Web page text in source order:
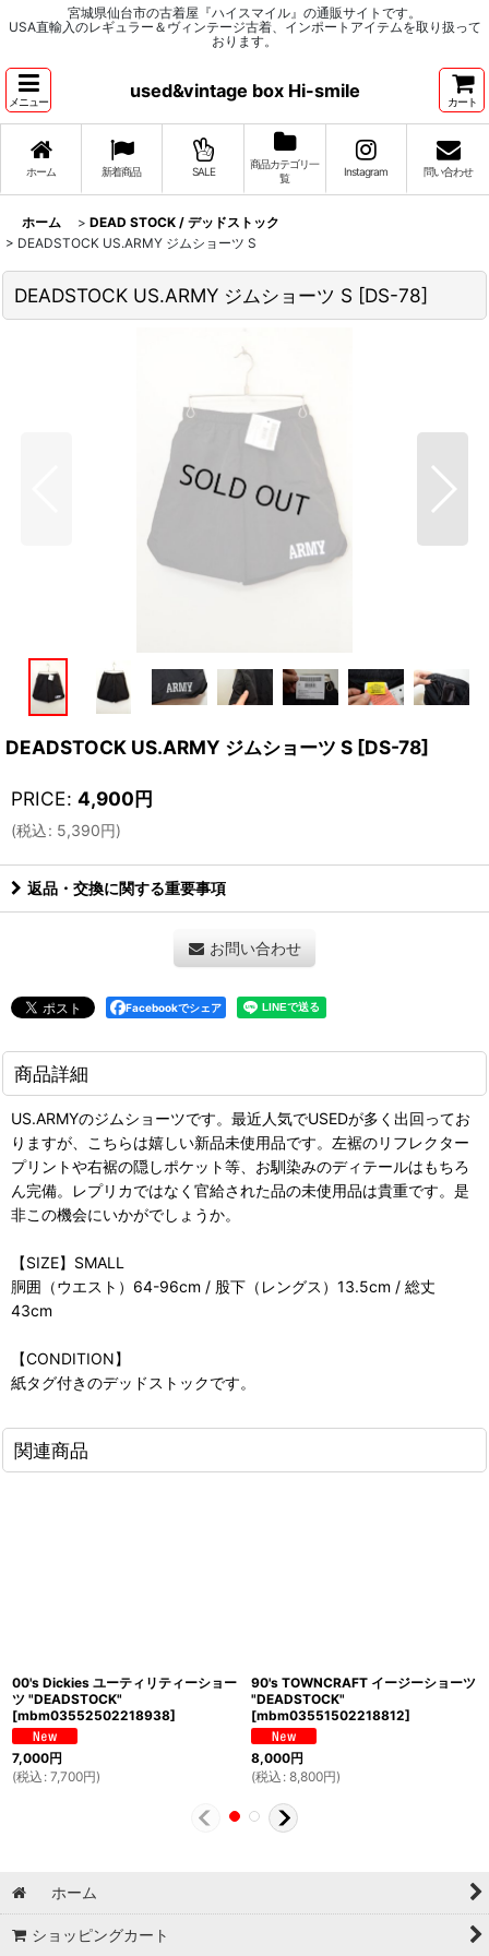
宮城県仙台市の古着屋『ハイスマイル』の通販サイトです。
USA直輸入のレギュラー＆ヴィンテージ古着、インポートアイテムを取り扱って
おります。
メニュー
used&vintage box Hi-smile
カート
ホーム 新着商品 SALE
商品カテゴリ一
覧
Instagram 問い合わせ
ホーム > DEAD STOCK / デッドストック
> DEADSTOCK US.ARMY ジムショーツ S
DEADSTOCK US.ARMY ジムショーツ S [DS-78]
DEADSTOCK US.ARMY ジムショーツ S [DS-78]
PRICE: 4,900円
(税込: 5,390円)
返品・交換に関する重要事項
お問い合わせ
Facebookでシェア
商品詳細
US.ARMYのジムショーツです。最近人気でUSEDが多く出回ってお
りますが、こちらは嬉しい新品未使用品です。左裾のリフレクター
プリントや右裾の隠しポケット等、お馴染みのディテールはもちろ
ん完備。レプリカではなく官給された品の未使用品は貴重です。是
非この機会にいかがでしょうか。
【SIZE】SMALL
胴囲（ウエスト）64-96cm / 股下（レングス）13.5cm / 総丈
43cm
【CONDITION】
紙タグ付きのデッドストックです。
関連商品
00's Dickies ユーティリティーショー
ツ "DEADSTOCK"
[mbm03552502218938]
7,000円
(税込 : 7,700円)
90's TOWNCRAFT イージーショーツ
"DEADSTOCK"
[mbm03551502218812]
8,000円
(税込 : 8,800円)
ホーム
ショッピングカート